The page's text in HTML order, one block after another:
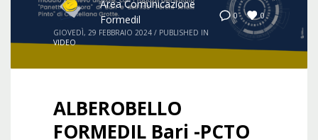
0 0
Area Comunicazione
Formedil
GIOVEDÌ, 29 FEBBRAIO 2024 / PUBLISHED IN
VIDEO
ALBEROBELLO
FORMEDIL Bari -PCTO